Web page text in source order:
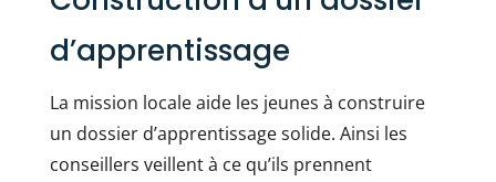
d’apprentissage
La mission locale aide les jeunes à construire
un dossier d’apprentissage solide. Ainsi les
conseillers veillent à ce qu’ils prennent